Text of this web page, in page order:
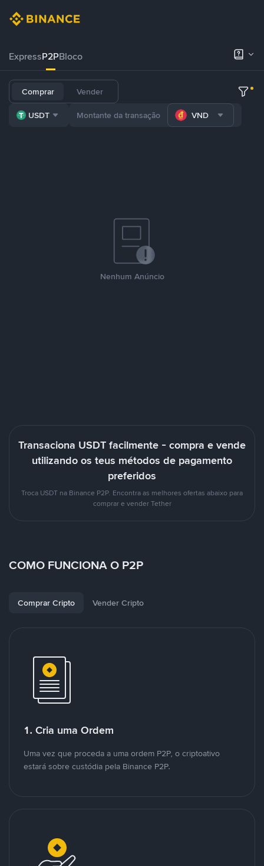
ExpressP2PBloco
Comprar Vender
USDT VND
Nenhum Anúncio
Transaciona USDT facilmente - compra e vende
utilizando os teus métodos de pagamento
preferidos
Troca USDT na Binance P2P. Encontra as melhores ofertas abaixo para
comprar e vender Tether
COMO FUNCIONA O P2P
Comprar Cripto Vender Cripto
1. Cria uma Ordem
Uma vez que proceda a uma ordem P2P, o criptoativo
estará sobre custódia pela Binance P2P.